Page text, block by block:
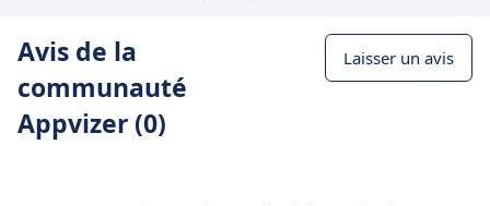
Avis de la
communauté
Appvizer (0)
Laisser un avis